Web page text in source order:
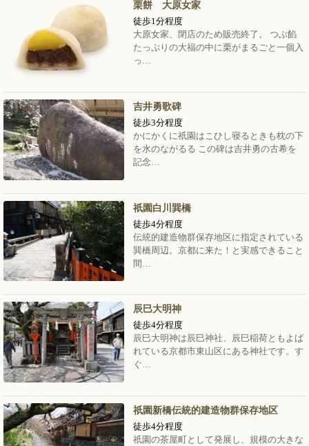
栗餅 大原女家
徒歩1分程度
大原女家、閉店のため販売終了。 つぶ餡
たっぷりの大福の中に栗がまるごと一個入
っ…
吉井勇歌碑
徒歩3分程度
かにかくに祇園はこひし寝るときも枕の下
を水のながるる この碑は吉井勇の古希を
記念…
祇園白川巽橋
徒歩4分程度
伝統的建造物群保存地区に指定されている
巽橋周辺。京都に来た！と実感できること
間…
辰巳大明神
徒歩4分程度
辰巳大明神は辰巳神社、辰巳稲荷ともよば
れている京都市東山区にある神社です。す
ぐ…
祇園新橋伝統的建造物群保存地区
徒歩4分程度
祇園の茶屋町として発展し、規模の大きな